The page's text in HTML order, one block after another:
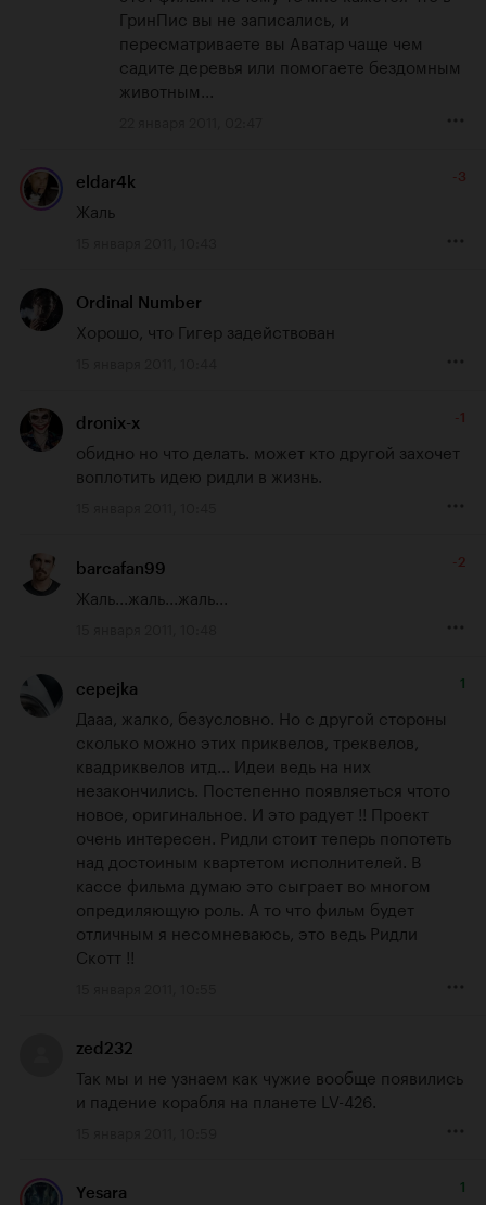
ГринПис вы не записались, и
пересматриваете вы Аватар чаще чем
садите деревья или помогаете бездомным
животным...
eldar4k -3
Жаль
Ordinal Number
Хорошо, что Гигер задействован
dronix-x -1
обидно но что делать. может кто другой захочет
воплотить идею ридли в жизнь.
barcafan99 -2
Жаль...жаль...жаль...
cepejka 1
Дааа, жалко, безусловно. Но с другой стороны
сколько можно этих приквелов, треквелов,
квадриквелов итд... Идеи ведь на них
незакончились. Постепенно появляеться чтото
новое, оригинальное. И это радует !! Проект
очень интересен. Ридли стоит теперь попотеть
над достоиным квартетом исполнителей. В
кассе фильма думаю это сыграет во многом
опредиляющую роль. А то что фильм будет
отличным я несомневаюсь, это ведь Ридли
Скотт !!
zed232
Так мы и не узнаем как чужие вообще появились
и падение корабля на планете LV-426.
Yesara 1